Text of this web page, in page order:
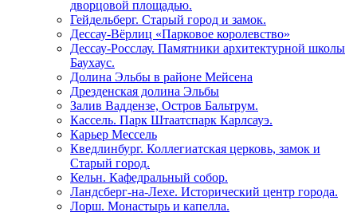
дворцовой площадью.
Гейдельберг. Старый город и замок.
Дессау-Вёрлиц «Парковое королевство»
Дессау-Росслау. Памятники архитектурной школы
Баухаус.
Долина Эльбы в районе Мейсена
Дрезденская долина Эльбы
Залив Ваддензе, Остров Бальтрум.
Кассель. Парк Штаатспарк Карлсауэ.
Карьер Мессель
Кведлинбург. Коллегиатская церковь, замок и
Старый город.
Кельн. Кафедральный собор.
Ландсберг-на-Лехе. Исторический центр города.
Лорш. Монастырь и капелла.